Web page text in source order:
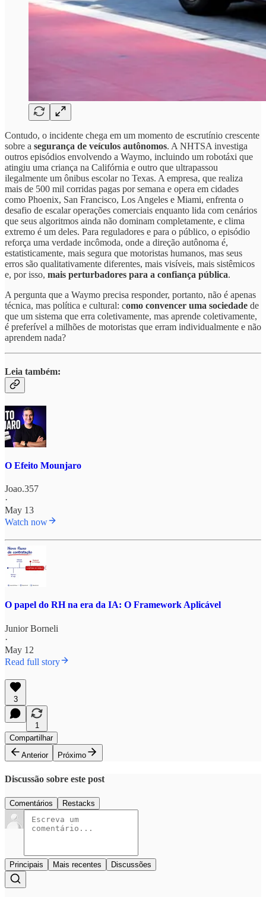
Contudo, o incidente chega em um momento de escrutínio crescente
sobre a segurança de veículos autônomos. A NHTSA investiga
outros episódios envolvendo a Waymo, incluindo um robotáxi que
atingiu uma criança na Califórnia e outro que ultrapassou
ilegalmente um ônibus escolar no Texas. A empresa, que realiza
mais de 500 mil corridas pagas por semana e opera em cidades
como Phoenix, San Francisco, Los Angeles e Miami, enfrenta o
desafio de escalar operações comerciais enquanto lida com cenários
que seus algoritmos ainda não dominam completamente, e clima
extremo é um deles. Para reguladores e para o público, o episódio
reforça uma verdade incômoda, onde a direção autônoma é,
estatisticamente, mais segura que motoristas humanos, mas seus
erros são qualitativamente diferentes, mais visíveis, mais sistêmicos
e, por isso, mais perturbadores para a confiança pública.
A pergunta que a Waymo precisa responder, portanto, não é apenas
técnica, mas política e cultural: como convencer uma sociedade de
que um sistema que erra coletivamente, mas aprende coletivamente,
é preferível a milhões de motoristas que erram individualmente e não
aprendem nada?
Leia também:
O Efeito Mounjaro
Joao.357
·
May 13
Watch now
O papel do RH na era da IA: O Framework Aplicável
Junior Borneli
·
May 12
Read full story
3
1
Compartilhar
Anterior
Próximo
Discussão sobre este post
Comentários Restacks
Principais Mais recentes Discussões